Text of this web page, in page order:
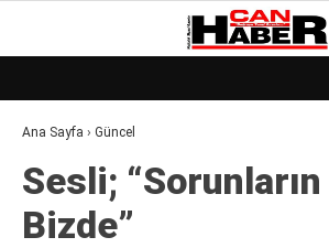
GALERİ
DÜNYA
EKONOMI
Ana Sayfa › Güncel
Sesli;
Bizde”